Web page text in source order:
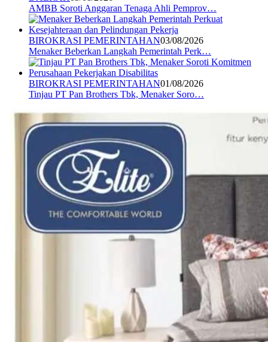
AMBB Soroti Anggaran Tenaga Ahli Pemprov…
BIROKRASI PEMERINTAHAN03/08/2026
Menaker Beberkan Langkah Pemerintah Perk…
BIROKRASI PEMERINTAHAN01/08/2026
Tinjau PT Pan Brothers Tbk, Menaker Soro…